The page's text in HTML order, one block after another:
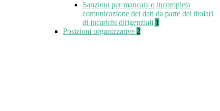
Sanzioni per mancata o incompleta
comunicazione dei dati da parte dei titolari
di incarichi dirigenziali 1
Posizioni organizzative 2